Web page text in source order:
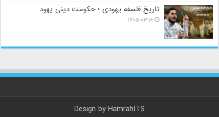
تاریخ فلسفه یهودی ؛ حکومت دینی یهود
۱۴۰۵-۰۳-۱۶
Design by HamrahITS